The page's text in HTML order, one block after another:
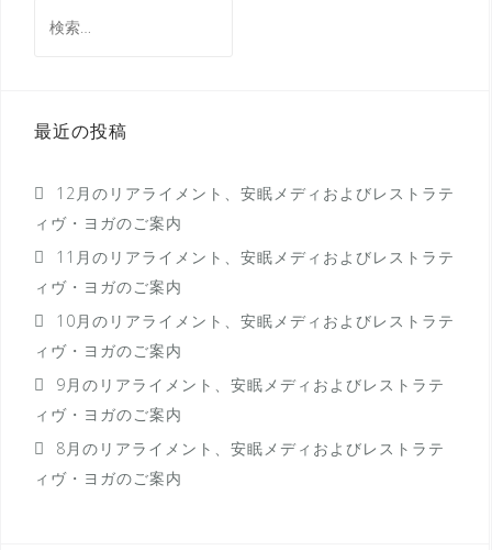
ー
ョ
索:
最近の投稿
12月のリアライメント、安眠メディおよびレストラテ
ィヴ・ヨガのご案内
11月のリアライメント、安眠メディおよびレストラテ
ィヴ・ヨガのご案内
10月のリアライメント、安眠メディおよびレストラテ
ィヴ・ヨガのご案内
9月のリアライメント、安眠メディおよびレストラテ
ィヴ・ヨガのご案内
8月のリアライメント、安眠メディおよびレストラテ
ィヴ・ヨガのご案内